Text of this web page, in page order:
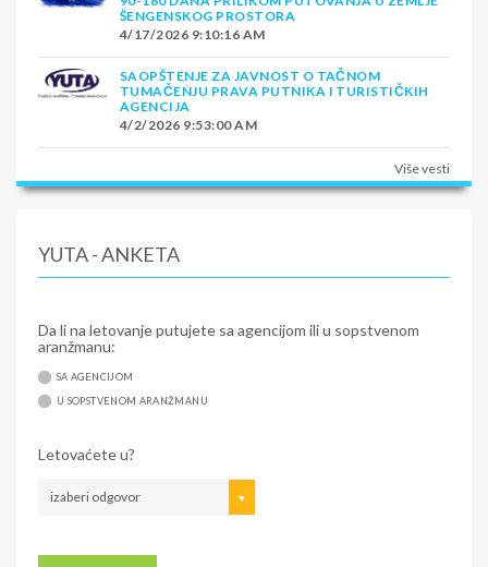
ŠENGENSKOG PROSTORA
4/17/2026 9:10:16 AM
SAOPŠTENJE ZA JAVNOST O TAČNOM
TUMAČENJU PRAVA PUTNIKA I TURISTIČKIH
AGENCIJA
4/2/2026 9:53:00 AM
Više vesti
YUTA - ANKETA
Da li na letovanje putujete sa agencijom ili u sopstvenom
aranžmanu:
SA AGENCIJOM
U SOPSTVENOM ARANŽMANU
Letovaćete u?
izaberi odgovor